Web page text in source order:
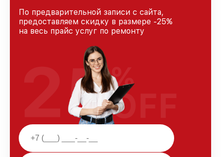
По предварительной записи с сайта,
предоставляем скидку в размере -25%
на весь прайс услуг по ремонту
25%
OFF